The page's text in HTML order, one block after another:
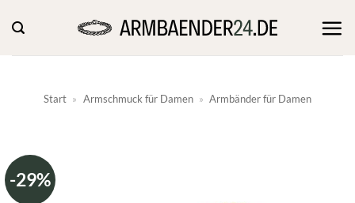
Inhalt
springen
Start » Armschmuck für Damen » Armbänder für Damen
-29%